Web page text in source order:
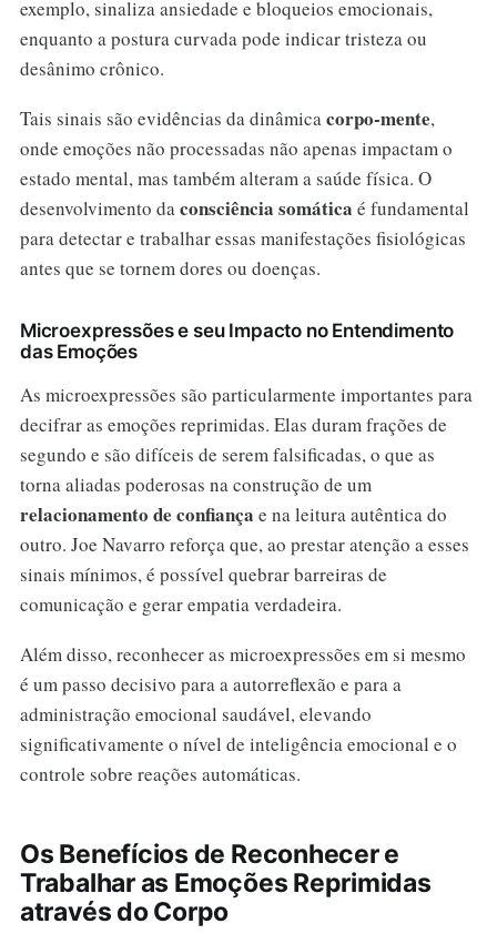
exemplo, sinaliza ansiedade e bloqueios emocionais,
enquanto a postura curvada pode indicar tristeza ou
desânimo crônico.
Tais sinais são evidências da dinâmicacorpo-mente,
onde emoções não processadas não apenas impactam o
estado mental, mas também alteram a saúde física. O
desenvolvimento daconsciência somática é fundamental
para detectar e trabalhar essas manifestações fisiológicas
antes que se tornem dores ou doenças.
Microexpressões e seu Impacto no Entendimento
das Emoções
As microexpressões são particularmente importantes para
decifrar as emoções reprimidas. Elas duram frações de
segundo e são difíceis de serem falsificadas, o que as
torna aliadas poderosas na construção de um
relacionamento de confiança e na leitura autêntica do
outro. Joe Navarro reforça que, ao prestar atenção a esses
sinais mínimos, é possível quebrar barreiras de
comunicação e gerar empatia verdadeira.
Além disso, reconhecer as microexpressões em si mesmo
é um passo decisivo para a autorreflexão e para a
administração emocional saudável, elevando
significativamente o nível de inteligência emocional e o
controle sobre reações automáticas.
Os Benefícios de Reconhecer e
Trabalhar as Emoções Reprimidas
através do Corpo